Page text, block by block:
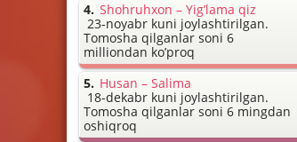
Shohruhxon – Yig’lama qiz
23-noyabr kuni joylashtirilgan.
Tomosha qilganlar soni 6
milliondan ko’proq
Husan – Salima
18-dekabr kuni joylashtirilgan.
Tomosha qilganlar soni 6 mingdan
oshiqroq